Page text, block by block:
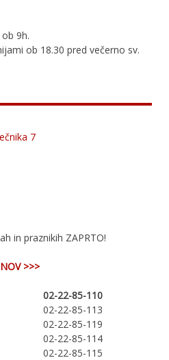
9h.
ob 18.30 pred večerno sv.
7
in praznikih ZAPRTO!
>>>
02-22-85-110
02-22-85-113
02-22-85-119
02-22-85-114
02-22-85-115